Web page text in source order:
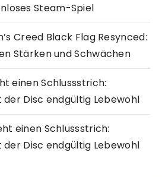
Steam-Spiel
Creed Black Flag Resynced:
Stärken und Schwächen
einen Schlussstrich:
der Disc endgültig Lebewohl
einen Schlussstrich:
der Disc endgültig Lebewohl